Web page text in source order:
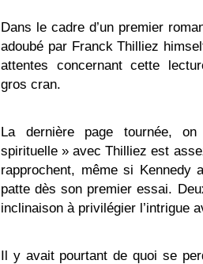
Dans le cadre d’un premier
adoubé par Franck Thilliez
attentes concernant cette
gros cran.
La dernière page tournée,
spirituelle » avec Thilliez est
rapprochent, même si Kennedy
patte dès son premier essai.
inclinaison à privilégier l’intrigue
Il y avait pourtant de quoi se